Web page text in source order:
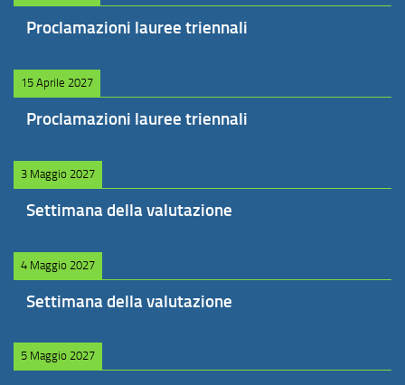
Proclamazioni lauree triennali
15 Aprile 2027
Proclamazioni lauree triennali
3 Maggio 2027
Settimana della valutazione
4 Maggio 2027
Settimana della valutazione
5 Maggio 2027